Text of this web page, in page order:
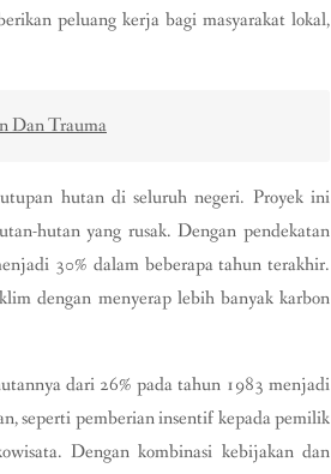
peluang kerja bagi masyarakat lokal,
Dan Trauma
hutan di seluruh negeri. Proyek ini
hutan yang rusak. Dengan pendekatan
30% dalam beberapa tahun terakhir.
dengan menyerap lebih banyak karbon
dari 26% pada tahun 1983 menjadi
seperti pemberian insentif kepada pemilik
Dengan kombinasi kebijakan dan